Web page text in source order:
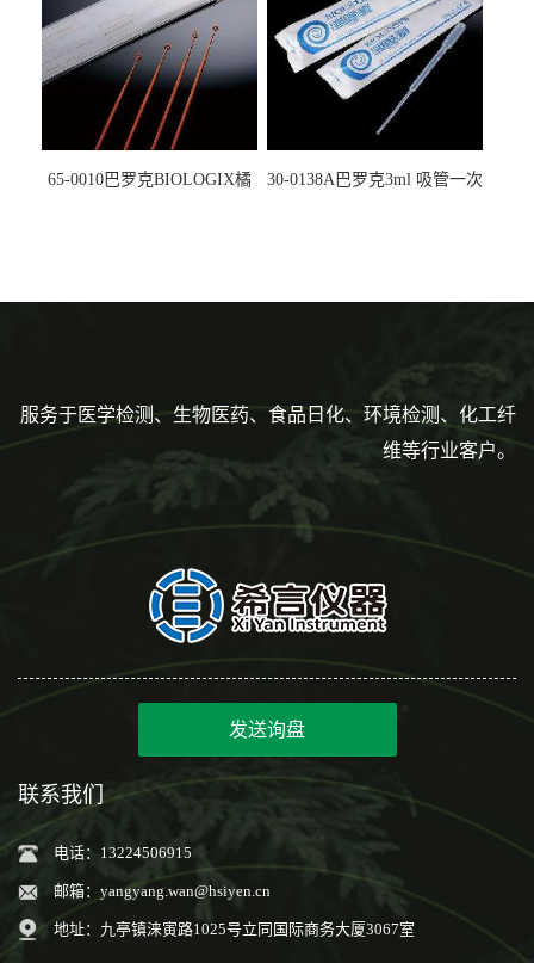
65-0010巴罗克BIOLOGIX橘
30-0138A巴罗克3ml 吸管一次
服务于医学检测、生物医药、食品日化、环境检测、化工纤
维等行业客户。
发送询盘
联系我们
电话：13224506915
邮箱： yangyang.wan@hsiyen.cn
地址：九亭镇涞寅路1025号立同国际商务大厦3067室